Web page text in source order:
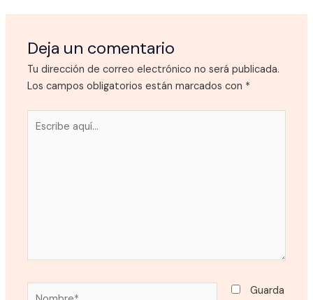
Deja un comentario
Tu dirección de correo electrónico no será publicada.
Los campos obligatorios están marcados con *
aquí...
Guarda